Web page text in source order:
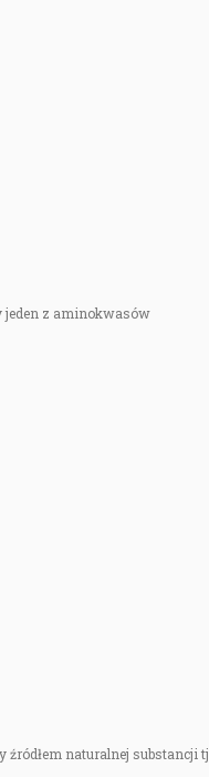
jeden z aminokwasów
źródłem naturalnej substancji tj